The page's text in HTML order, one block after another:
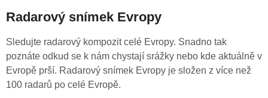
Radarový snímek Evropy
Sledujte radarový kompozit celé Evropy. Snadno tak
poznáte odkud se k nám chystají srážky nebo kde aktuálně v
Evropě prší. Radarový snímek Evropy je složen z více než
100 radarů po celé Evropě.